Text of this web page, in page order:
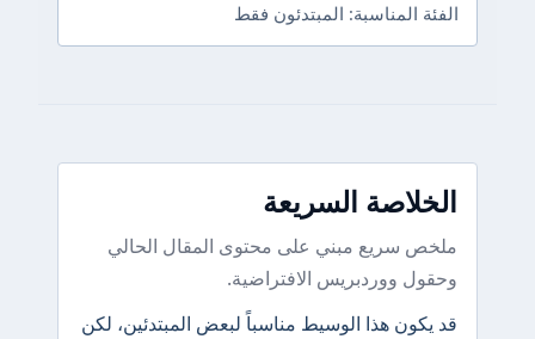
الفئة المناسبة: المبتدئون فقط
الخلاصة السريعة
ملخص سريع مبني على محتوى المقال الحالي
وحقول ووردبريس الافتراضية.
قد يكون هذا الوسيط مناسباً لبعض المبتدئين، لكن